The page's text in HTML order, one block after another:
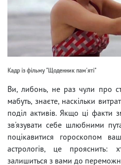
Кадр із фільму "Щоденник пам'яті"
Ви, либонь, не раз чули про
мабуть, знаєте, наскільки
поділ активів. Якщо ці факти
зв'язувати себе шлюбними
поцікавитися гороскопом
астрологів, це прояснить:
залишиться з вами до